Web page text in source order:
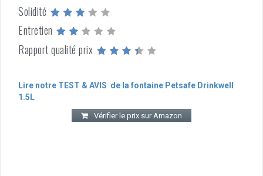
Solidité
Entretien
Rapport qualité prix
Lire notre TEST & AVIS de la fontaine Petsafe Drinkwell
1.5L
Vérifier le prix sur Amazon